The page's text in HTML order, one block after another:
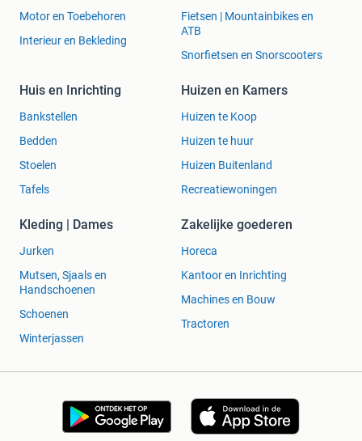
Motor en Toebehoren
Interieur en Bekleding
Fietsen | Mountainbikes en
ATB
Snorfietsen en Snorscooters
Huis en Inrichting
Bankstellen
Bedden
Stoelen
Tafels
Huizen en Kamers
Huizen te Koop
Huizen te huur
Huizen Buitenland
Recreatiewoningen
Kleding | Dames
Jurken
Mutsen, Sjaals en
Handschoenen
Schoenen
Winterjassen
Zakelijke goederen
Horeca
Kantoor en Inrichting
Machines en Bouw
Tractoren